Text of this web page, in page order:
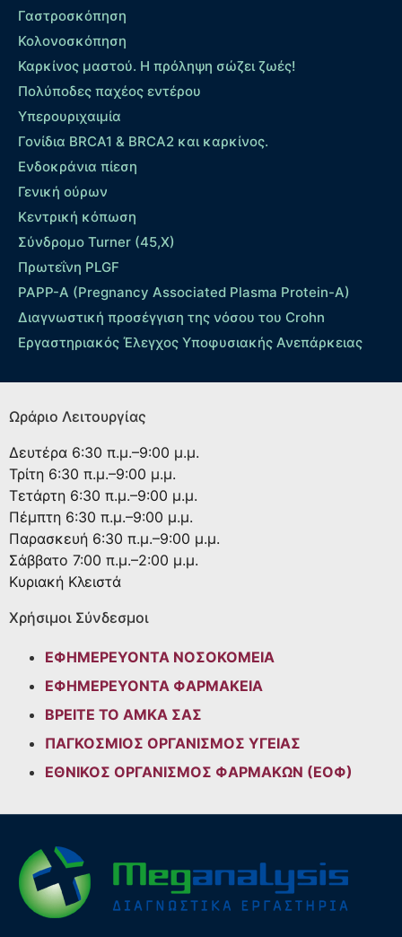
Γαστροσκόπηση
Κολονοσκόπηση
Καρκίνος μαστού. Η πρόληψη σώζει ζωές!
Πολύποδες παχέος εντέρου
Yπερουριχαιμία
Γονίδια BRCA1 & BRCA2 και καρκίνος.
Ενδοκράνια πίεση
Γενική ούρων
Κεντρική κόπωση
Σύνδρομο Turner (45,X)
Πρωτεΐνη PLGF
PAPP-A (Pregnancy Associated Plasma Protein-A)
Διαγνωστική προσέγγιση της νόσου του Crohn
Εργαστηριακός Έλεγχος Υποφυσιακής Ανεπάρκειας
Ωράριο Λειτουργίας
Δευτέρα 6:30 π.μ.–9:00 μ.μ.
Τρίτη 6:30 π.μ.–9:00 μ.μ.
Τετάρτη 6:30 π.μ.–9:00 μ.μ.
Πέμπτη 6:30 π.μ.–9:00 μ.μ.
Παρασκευή 6:30 π.μ.–9:00 μ.μ.
Σάββατο 7:00 π.μ.–2:00 μ.μ.
Κυριακή Κλειστά
Χρήσιμοι Σύνδεσμοι
ΕΦΗΜΕΡΕΥΟΝΤΑ ΝΟΣΟΚΟΜΕΙΑ
ΕΦΗΜΕΡΕΥΟΝΤΑ ΦΑΡΜΑΚΕΙΑ
ΒΡΕΙΤΕ ΤΟ ΑΜΚΑ ΣΑΣ
ΠΑΓΚΟΣΜΙΟΣ ΟΡΓΑΝΙΣΜΟΣ ΥΓΕΙΑΣ
ΕΘΝΙΚΟΣ ΟΡΓΑΝΙΣΜΟΣ ΦΑΡΜΑΚΩΝ (ΕΟΦ)